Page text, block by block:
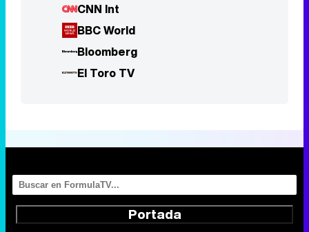
CNN Int
BBC World
Bloomberg
El Toro TV
Portada